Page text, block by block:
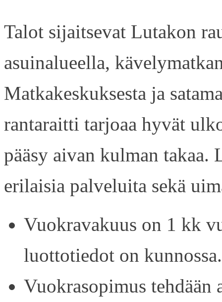
Talot sijaitsevat Lutakon
asuinalueella,
Matkakeskuksesta ja
rantaraitti tarjoaa hyvät
pääsy aivan kulman
erilaisia palveluita sekä
Vuokravakuus on 1 kk
luottotiedot on kunnossa.
Vuokrasopimus tehdään